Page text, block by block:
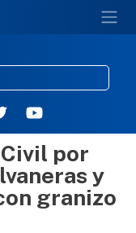
principal
por
y
granizo